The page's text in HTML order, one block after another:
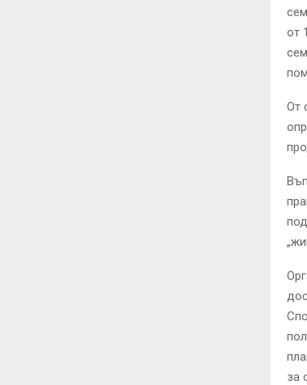
от
От
за